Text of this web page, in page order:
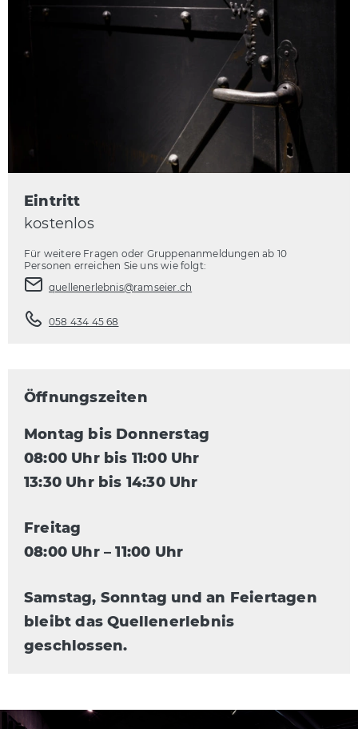
Eintritt
kostenlos
Für weitere Fragen oder Gruppenanmeldungen ab 10
Personen erreichen Sie uns wie folgt:
quellenerlebnis@ramseier.ch
058 434 45 68
Öffnungszeiten
Montag bis Donnerstag
08:00 Uhr bis 11:00 Uhr
13:30 Uhr bis 14:30 Uhr
Freitag
08:00 Uhr – 11:00 Uhr
Samstag, Sonntag und an Feiertagen
bleibt das Quellenerlebnis
geschlossen.